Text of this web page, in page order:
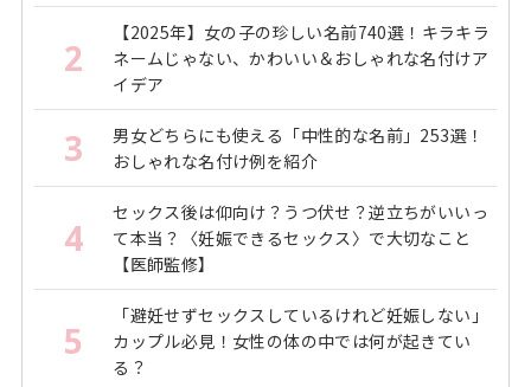
2
【2025年】女の子の珍しい名前740選！キラキラ
ネームじゃない、かわいい＆おしゃれな名付けア
イデア
3
男女どちらにも使える「中性的な名前」253選！
おしゃれな名付け例を紹介
4
セックス後は仰向け？うつ伏せ？逆立ちがいいっ
て本当？〈妊娠できるセックス〉で大切なこと
【医師監修】
5
「避妊せずセックスしているけれど妊娠しない」
カップル必見！女性の体の中では何が起きてい
る？